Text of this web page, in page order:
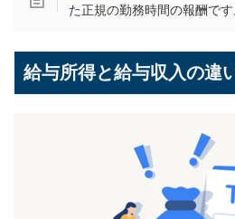
た正規の勤務時間の報酬です
給与所得と給与収入の違